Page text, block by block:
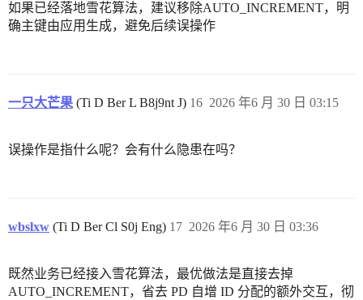
如果已经落地雪花算法，建议移除AUTO_INCREMENT，明
确主键由应用生成，避免后续误操作
一只大芒果 (Ti D Ber L B8j9nt J) 2026 年6 月 30 日 03:15
16
误操作是指什么呢？会有什么隐患在吗？
wbslxw (Ti D Ber Cl S0j Eng) 2026 年6 月 30 日 03:36
17
既然业务已经接入雪花算法，最优做法是直接去掉
AUTO_INCREMENT，省去 PD 自增 ID 分配的额外交互，彻